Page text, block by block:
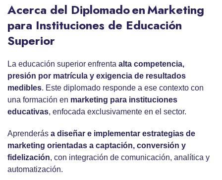
Acerca del Diplomado en Marketing
para Instituciones de Educación
Superior
La educación superior enfrenta alta competencia,
presión por matrícula y exigencia de resultados
medibles. Este diplomado responde a ese contexto con
una formación en marketing para instituciones
educativas, enfocada exclusivamente en el sector.
Aprenderás a diseñar e implementar estrategias de
marketing orientadas a captación, conversión y
fidelización, con integración de comunicación, analítica y
automatización.